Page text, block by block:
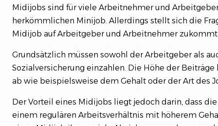
Midijobs sind für viele Arbeitnehmer und
herkömmlichen Minijob. Allerdings stellt sich die
Midijob auf Arbeitgeber und Arbeitnehmer
Grundsätzlich müssen sowohl der Arbeitgeber als
Sozialversicherung einzahlen. Die Höhe der
ab wie beispielsweise dem Gehalt oder der Art des
Der Vorteil eines Midijobs liegt jedoch darin, dass
einem regulären Arbeitsverhältnis mit höherem